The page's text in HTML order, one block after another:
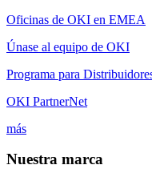
Oficinas de OKI en EMEA
Únase al equipo de OKI
Programa para
OKI PartnerNet
más
Nuestra marca